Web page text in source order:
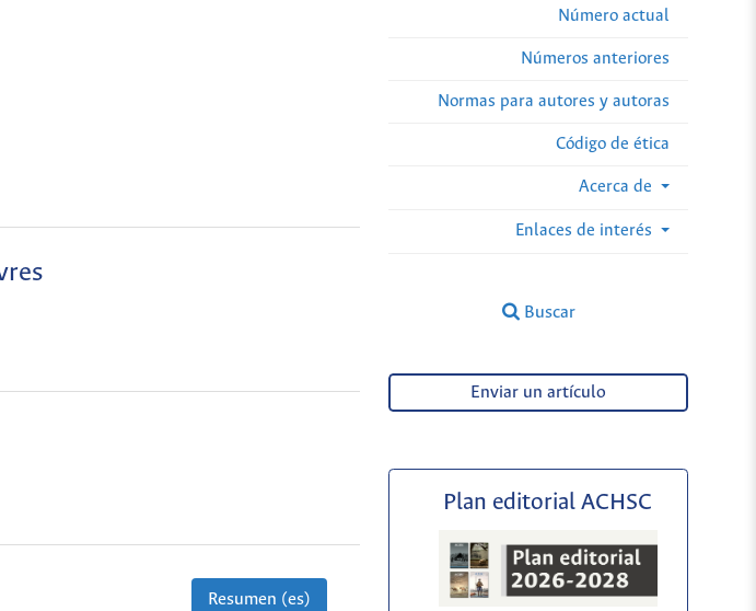
Número actual
Números anteriores
Normas para autores y autoras
Código de ética
Acerca de
Enlaces de interés
Buscar
Resumen (es)
Enviar un artículo
Plan editorial ACHSC